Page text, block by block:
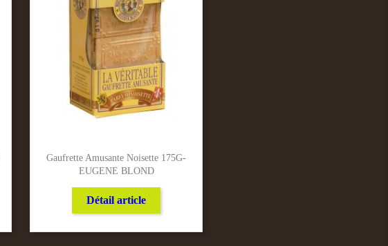
Gaufrette Amusante Noisette 175G-
EUGENE BLOND
Détail article